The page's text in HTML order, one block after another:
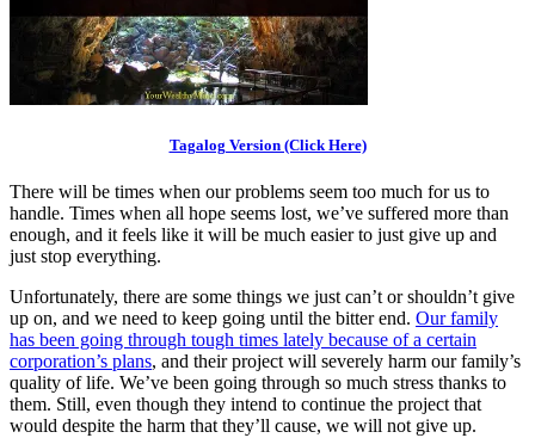
Tagalog Version (Click Here)
There will be times when our problems seem too much for us to
handle. Times when all hope seems lost, we’ve suffered more than
enough, and it feels like it will be much easier to just give up and
just stop everything.
Unfortunately, there are some things we just can’t or shouldn’t give
up on, and we need to keep going until the bitter end. Our family
has been going through tough times lately because of a certain
corporation’s plans, and their project will severely harm our family’s
quality of life. We’ve been going through so much stress thanks to
them. Still, even though they intend to continue the project that
would despite the harm that they’ll cause, we will not give up.